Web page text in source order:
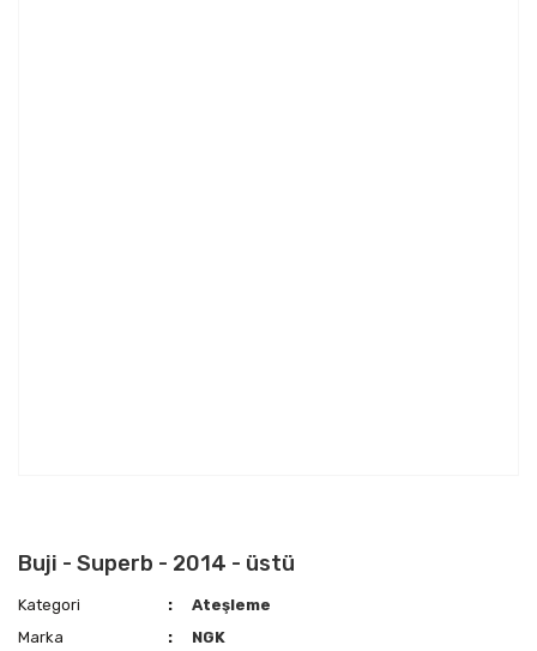
Buji - Superb - 2014 - üstü
Kategori
Ateşleme
Marka
NGK